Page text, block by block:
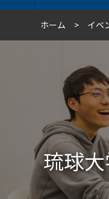
ホーム イベ
琉球